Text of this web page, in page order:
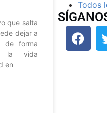
que salta
dejar a
de forma
la vida
en
Todos